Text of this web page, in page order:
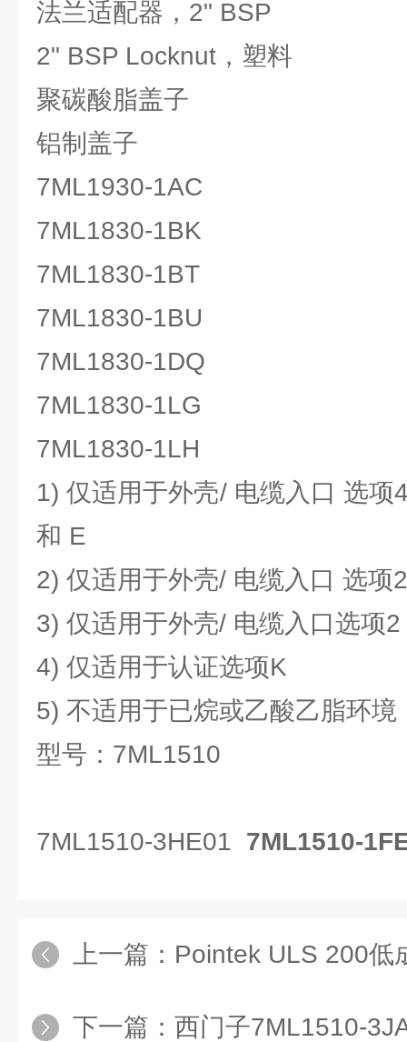
法兰适配器，2" BSP
2" BSP Locknut，塑料
聚碳酸脂盖子
铝制盖子
7ML1930-1AC
7ML1830-1BK
7ML1830-1BT
7ML1830-1BU
7ML1830-1DQ
7ML1830-1LG
7ML1830-1LH
1) 仅适用于外壳/ 电缆入口 选项
和 E
2) 仅适用于外壳/ 电缆入口 选项
3) 仅适用于外壳/ 电缆入口选项
4) 仅适用于认证选项K
5) 不适用于已烷或乙酸乙脂环境
型号：7ML1510
7ML1510-3HE01 7ML1510-
上一篇： Pointek ULS 200低成本点式
下一篇： 西门子7ML1510-